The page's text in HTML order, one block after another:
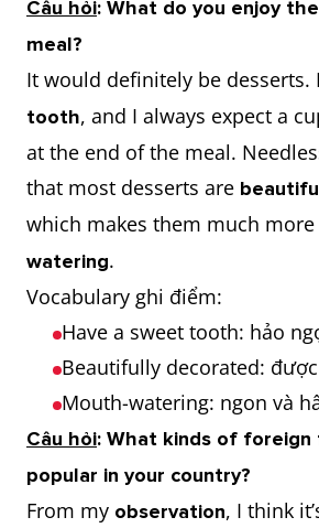
Câu hỏi: What do you enjoy
meal?
It would definitely be desserts. I
tooth, and I always expect a
at the end of the meal.
that most desserts are
which makes them much more
watering.
Vocabulary ghi điểm:
Have a sweet tooth: hảo
Beautifully decorated:
Mouth-watering: ngon và
Câu hỏi: What kinds of foreign
popular in your country?
From my observation, I think